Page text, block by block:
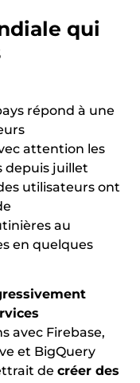
qui
répond à une
attention les
depuis juillet
utilisateurs ont
au
en quelques
avec Firebase,
et BigQuery
de créer des